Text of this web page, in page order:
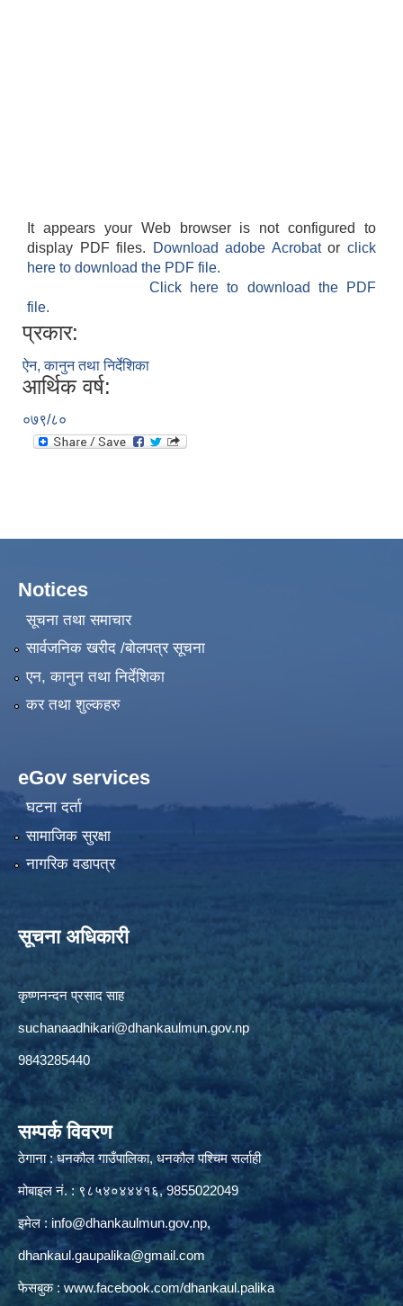
It appears your Web browser is not configured to
display PDF files.
Download adobe Acrobatorclick
here to download the PDF file.
Click here to download the PDF
file.
प्रकार:
ऐन, कानुन तथा निर्देशिका
आर्थिक वर्ष:
०७९/८०
Notices
सूचना तथा समाचार
सार्वजनिक खरीद /बोलपत्र सूचना
एन, कानुन तथा निर्देशिका
कर तथा शुल्कहरु
eGov services
घटना दर्ता
सामाजिक सुरक्षा
नागरिक वडापत्र
सूचना अधिकारी
कृष्णनन्दन प्रसाद साह
suchanaadhikari@dhankaulmun.gov.np
9843285440
सम्पर्क विवरण
ठेगाना : धनकौल गाउँपालिका, धनकौल पश्चिम सर्लाही
मोबाइल नं. : ९८५४०४४४१६, 9855022049
इमेल : info@dhankaulmun.gov.np,
dhankaul.gaupalika@gmail.com
फेसबुक : www.facebook.com/dhankaul.palika